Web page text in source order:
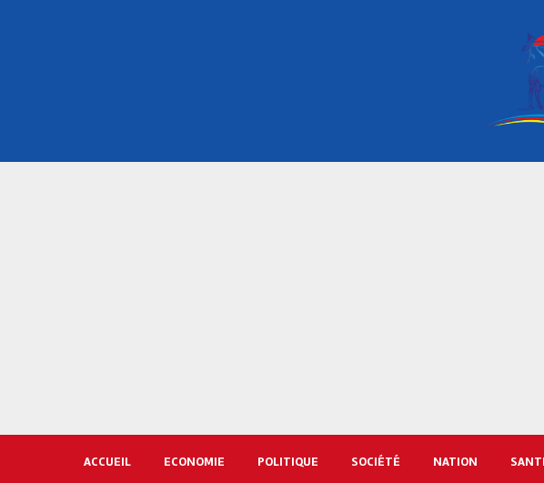
ACCUEIL ECONOMIE POLITIQUE SOCIÉTÉ NATION